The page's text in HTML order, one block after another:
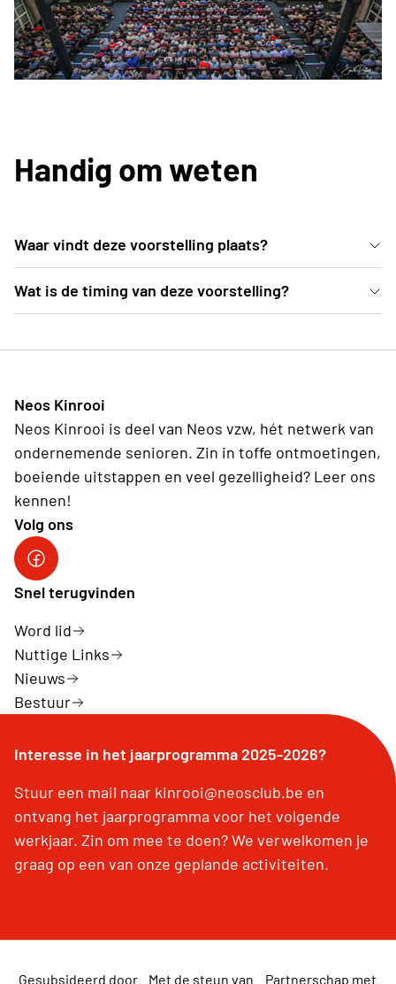
Handig om weten
Waar vindt deze voorstelling plaats?
De voorstelling gaat door in Landcommanderij Alden
Biesen (Kasteelstraat 6, 3740 Bilzen). Opgelet: Het
kleden naargelang de weersomstandigheden. Een
dekentje of een extra trui is geen overbodige luxe.
De wandeling naar de binnenkoer vanaf de parking
duurt ca. 10 minuutjes.
Wat is de timing van deze voorstelling?
Neos Kinrooi
Neos Kinrooi is deel van Neos vzw, hét netwerk van
ondernemende senioren. Zin in toffe ontmoetingen,
boeiende uitstappen en veel gezelligheid? Leer ons
kennen!
Volg ons
Neos Kinrooi
Snel terugvinden
Word lid
Nuttige Links
Nieuws
Bestuur
Interesse in het jaarprogramma 2025-2026?
Stuur een mail naar kinrooi@neosclub.be en
ontvang het jaarprogramma voor het volgende
werkjaar. Zin om mee te doen? We verwelkomen je
graag op een van onze geplande activiteiten.
Gesubsideerd door Met de steun van Partnerschap met